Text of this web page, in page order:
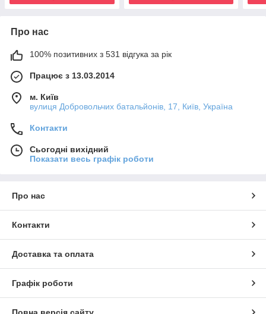
Про нас
100% позитивних з 531 відгука за рік
Працює з 13.03.2014
м. Київ
вулиця Добровольчих батальйонів, 17, Київ, Україна
Контакти
Сьогодні вихідний
Показати весь графік роботи
Про нас
Контакти
Доставка та оплата
Графік роботи
Повна версія сайту